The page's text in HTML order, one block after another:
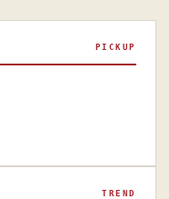
PICKUP
TREND